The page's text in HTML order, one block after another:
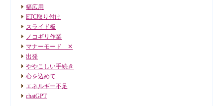
幅広用
ETC取り付け
スライド板
ノコギリ作業
マナーモード ✕
出発
ややこしい手続き
心を込めて
エネルギー不足
chatGPT